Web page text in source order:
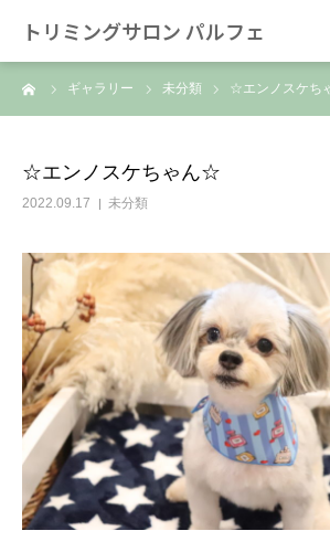
トリミングサロン パルフェ
ギャラリー 未分類 ☆エンノスケち
☆エンノスケちゃん☆
2022.09.17 未分類
HOME
スタッフ
SNS/リンク